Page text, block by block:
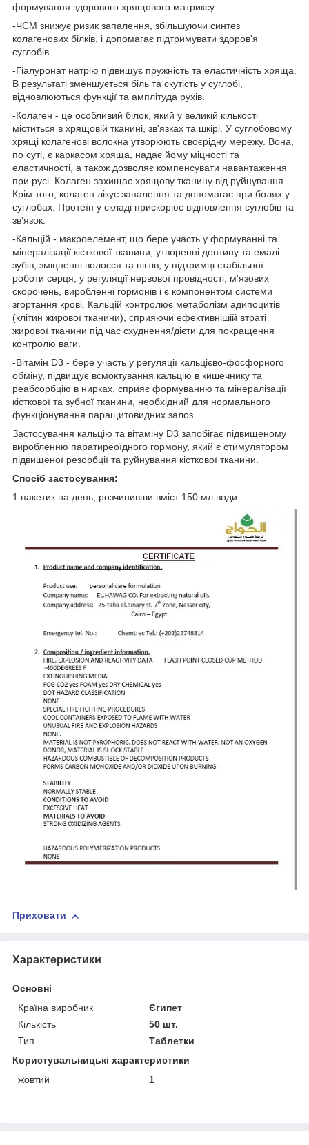
формування здорового хрящового матриксу.
-ЧСМ знижує ризик запалення, збільшуючи синтез
колагенових білків, і допомагає підтримувати здоров'я
суглобів.
-Гіалуронат натрію підвищує пружність та еластичність хряща.
В результаті зменшується біль та скутість у суглобі,
відновлюються функції та амплітуда рухів.
-Колаген - це особливий білок, який у великій кількості
міститься в хрящовій тканині, зв'язках та шкірі. У суглобовому
хрящі колагенові волокна утворюють своєрідну мережу. Вона,
по суті, є каркасом хряща, надає йому міцності та
еластичності, а також дозволяє компенсувати навантаження
при русі. Колаген захищає хрящову тканину від руйнування.
Крім того, колаген лікує запалення та допомагає при болях у
суглобах. Протеїн у складі прискорює відновлення суглобів та
зв'язок.
-Кальцій - макроелемент, що бере участь у формуванні та
мінералізації кісткової тканини, утворенні дентину та емалі
зубів, зміцненні волосся та нігтів, у підтримці стабільної
роботи серця, у регуляції нервової провідності, м'язових
скорочень, виробленні гормонів і є компонентом системи
згортання крові. Кальцій контролює метаболізм адипоцитів
(клітин жирової тканини), сприяючи ефективнішій втраті
жирової тканини під час схуднення/дієти для покращення
контролю ваги.
-Вітамін D3 - бере участь у регуляції кальцієво-фосфорного
обміну, підвищує всмоктування кальцію в кишечнику та
реабсорбцію в нирках, сприяє формуванню та мінералізації
кісткової та зубної тканини, необхідний для нормального
функціонування паращитовидних залоз.
Застосування кальцію та вітаміну D3 запобігає підвищеному
виробленню паратиреоїдного гормону, який є стимулятором
підвищеної резорбції та руйнування кісткової тканини.
Спосіб застосування:
1 пакетик на день, розчинивши вміст 150 мл води.
Приховати
Характеристики
Основні
Країна виробник
Єгипет
Кількість
50 шт.
Тип
Таблетки
Користувальницькі характеристики
жовтий
1